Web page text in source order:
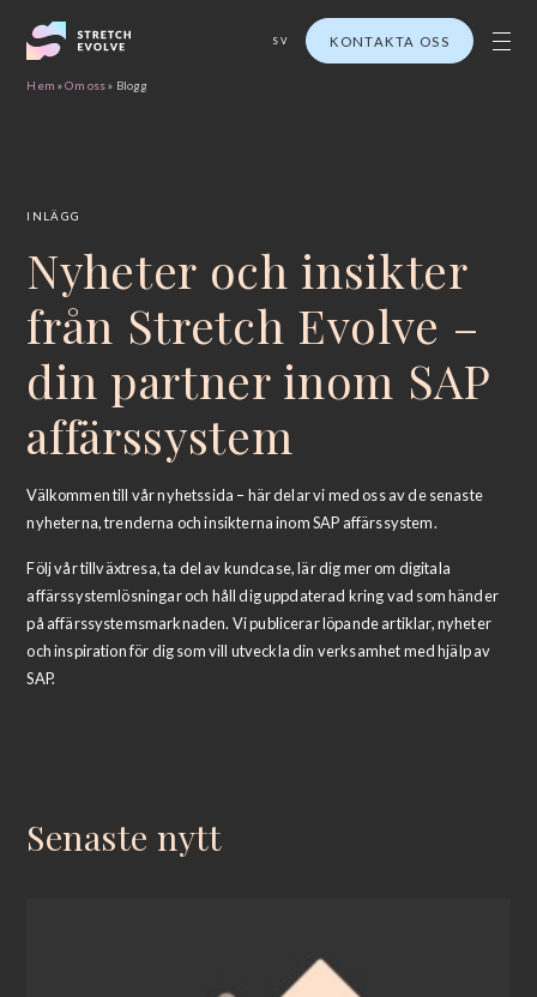
SV KONTAKTA OSS
Hem »Om oss» Blogg
INLÄGG
Nyheter och insikter
från Stretch Evolve –
din partner inom SAP
affärssystem
Välkommen till vår nyhetssida – här delar vi med oss av de senaste
nyheterna, trenderna och insikterna inom SAP affärssystem.
Följ vår tillväxtresa, ta del av kundcase, lär dig mer om digitala
affärssystemlösningar och håll dig uppdaterad kring vad som händer
på affärssystemsmarknaden. Vi publicerar löpande artiklar, nyheter
och inspiration för dig som vill utveckla din verksamhet med hjälp av
SAP.
Senaste nytt